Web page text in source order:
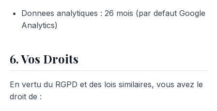
Donnees analytiques : 26 mois (par defaut Google
Analytics)
6. Vos Droits
En vertu du RGPD et des lois similaires, vous avez le
droit de :